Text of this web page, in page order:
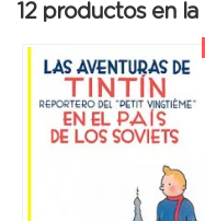
12 productos en